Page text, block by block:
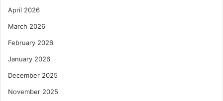
April 2026
March 2026
February 2026
January 2026
December 2025
November 2025